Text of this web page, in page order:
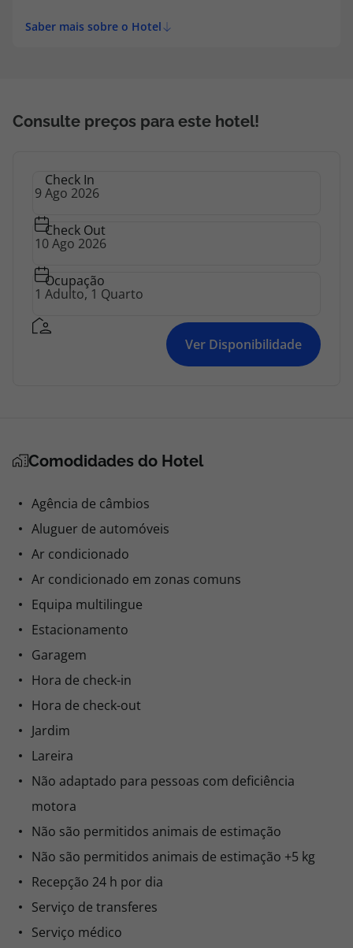
Saber mais sobre o Hotel
Consulte preços para este hotel!
Check In
Check Out
Ocupação
Ver Disponibilidade
Comodidades do Hotel
Agência de câmbios
Aluguer de automóveis
Ar condicionado
Ar condicionado em zonas comuns
Equipa multilingue
Estacionamento
Garagem
Hora de check-in
Hora de check-out
Jardim
Lareira
Não adaptado para pessoas com deficiência
motora
Não são permitidos animais de estimação
Não são permitidos animais de estimação +5 kg
Recepção 24 h por dia
Serviço de transferes
Serviço médico